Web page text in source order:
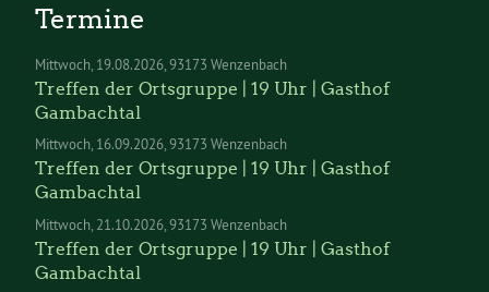
Termine
Mittwoch 19.08.2026 93173 Wenzenbach
Treffen der Ortsgruppe | 19 Uhr | Gasthof
Gambachtal
Mittwoch 16.09.2026 93173 Wenzenbach
Treffen der Ortsgruppe | 19 Uhr | Gasthof
Gambachtal
Mittwoch 21.10.2026 93173 Wenzenbach
Treffen der Ortsgruppe | 19 Uhr | Gasthof
Gambachtal